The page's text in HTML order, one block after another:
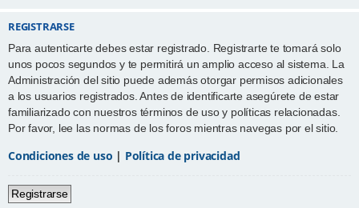
REGISTRARSE
Para autenticarte debes estar registrado. Registrarte te tomará solo
unos pocos segundos y te permitirá un amplio acceso al sistema. La
Administración del sitio puede además otorgar permisos adicionales
a los usuarios registrados. Antes de identificarte asegúrete de estar
familiarizado con nuestros términos de uso y políticas relacionadas.
Por favor, lee las normas de los foros mientras navegas por el sitio.
Condiciones de uso | Política de privacidad
Registrarse